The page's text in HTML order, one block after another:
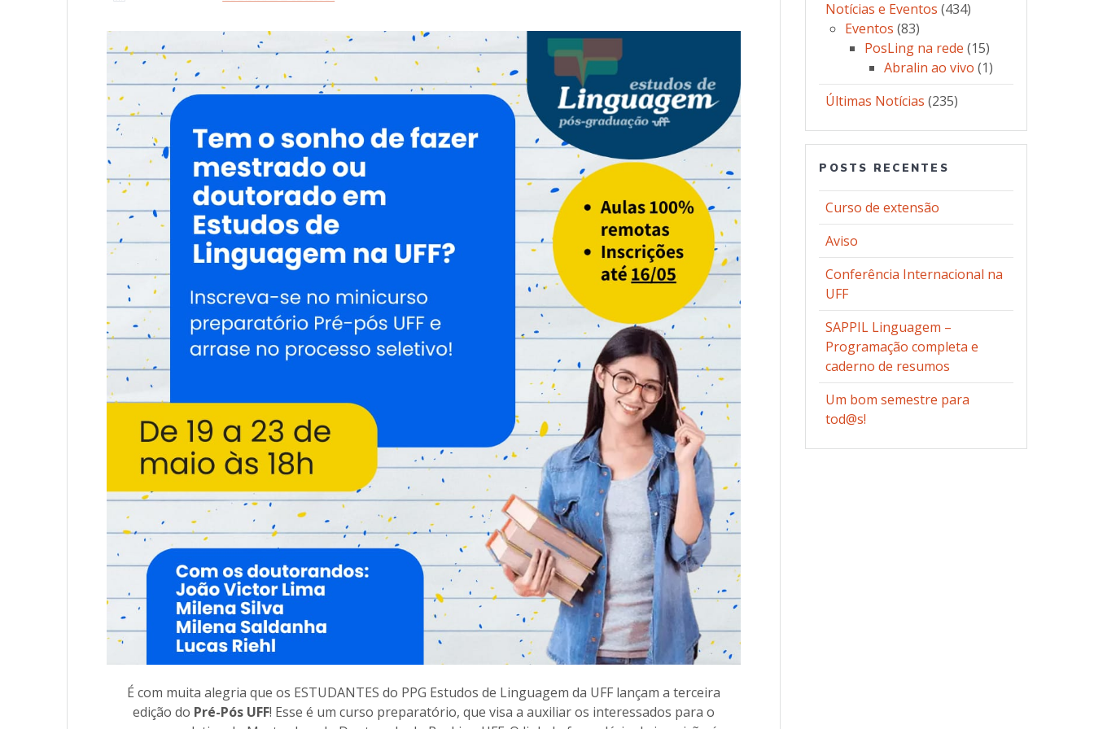
É com muita alegria que os ESTUDANTES do PPG Estudos de Linguagem da UFF lançam a terceira
edição do Pré-Pós UFF! Esse é um curso preparatório, que visa a auxiliar os interessados para o
Notícias e Eventos (434)
Eventos (83)
PosLing na rede (15)
Abralin ao vivo (1)
Últimas Notícias (235)
POSTS RECENTES
Curso de extensão
Aviso
Conferência Internacional na
UFF
SAPPIL Linguagem –
Programação completa e
caderno de resumos
Um bom semestre para
tod@s!